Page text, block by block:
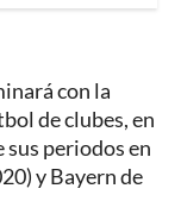
con la
de clubes, en
periodos en
y Bayern de